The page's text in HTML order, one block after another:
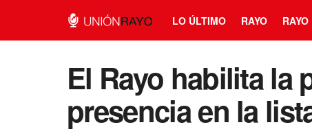
LO ÚLTIMO RAYO RAYO
El Rayo habilita la
presencia en la